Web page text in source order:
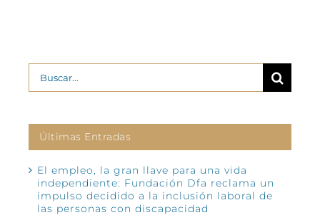
Buscar:
Últimas Entradas
El empleo, la gran llave para una vida
independiente: Fundación Dfa reclama un
impulso decidido a la inclusión laboral de
las personas con discapacidad